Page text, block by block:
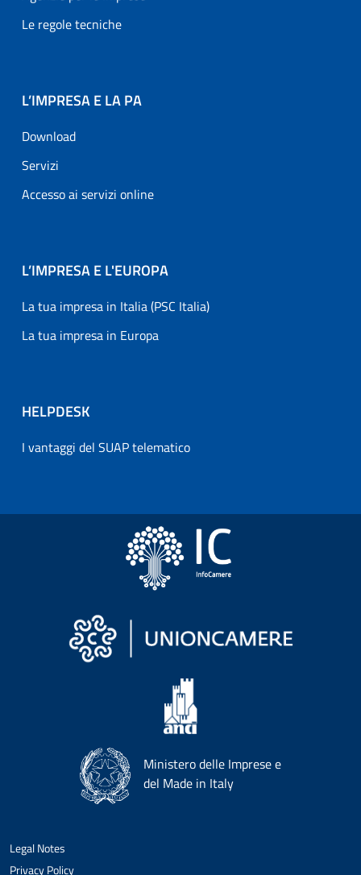
Le regole tecniche
L’IMPRESA E LA PA
Download
Servizi
Accesso ai servizi online
L’IMPRESA E L'EUROPA
La tua impresa in Italia (PSC Italia)
La tua impresa in Europa
HELPDESK
I vantaggi del SUAP telematico
Ministero delle Imprese e
del Made in Italy
Legal Notes
Privacy Policy